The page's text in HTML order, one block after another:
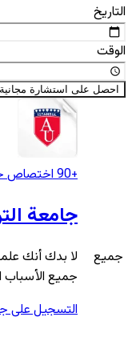
التاريخ
الوقت
احصل على استشارة مجانية
.. جميع
+90 اختصاص
جامعة
لا بدك أنك
جميع الأسباب
التسجيل على